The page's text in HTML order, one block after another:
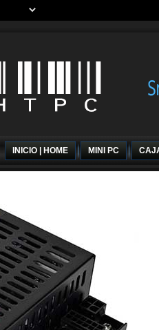
INICIO | HOME MINI PC